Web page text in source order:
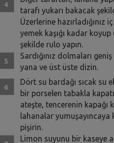
tarafı yukarı bakacak
Üzerlerine hazırladığınız
yemek kaşığı kadar koyup
şekilde rulo yapın.
Sardığınız dolmaları
yana ve üst üste dizin.
Dört su bardağı sıcak su
bir porselen tabakla
ateşte, tencerenin kapağı
lahanalar
pişirin.
Limon suyunu bir kaseye